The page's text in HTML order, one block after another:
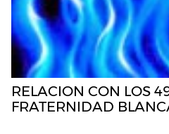
RELACION CON LOS
FRATERNIDAD